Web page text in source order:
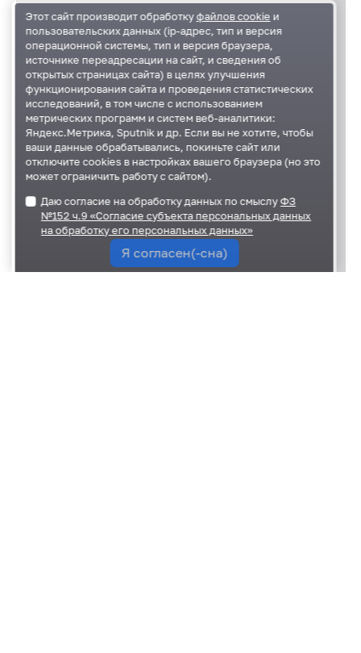
Этот сайт производит обработкуфайлов cookie и
пользовательских данных (ip-адрес, тип и версия
операционной системы, тип и версия браузера,
источнике переадресации на сайт, и сведения об
открытых страницах сайта) в целях улучшения
функционирования сайта и проведения статистических
исследований, в том числе с использованием
метрических программ и систем веб-аналитики:
Яндекс.Метрика, Sputnik и др. Если вы не хотите, чтобы
ваши данные обрабатывались, покиньте сайт или
отключите cookies в настройках вашего браузера (но это
может ограничить работу с сайтом).
Даю согласие на обработку данных по смыслуФЗ
№152 ч.9 «Согласие субъекта персональных данных
на обработку его персональных данных»
Я согласен(-сна)